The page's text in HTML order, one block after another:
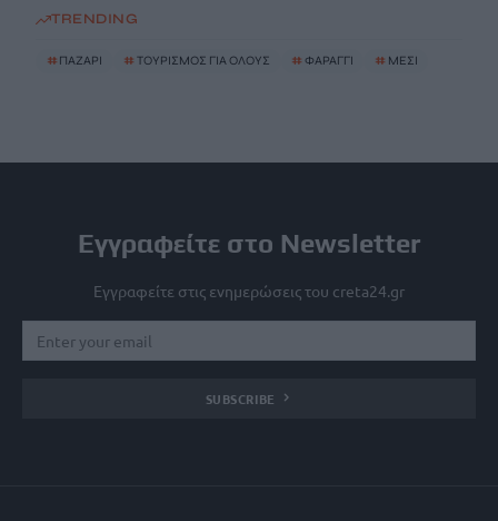
TRENDING
# ΠΑΖΑΡΙ # ΤΟΥΡΙΣΜΟΣ ΓΙΑ ΟΛΟΥΣ # ΦΑΡΑΓΓΙ # ΜΕΣΙ
Εγγραφείτε στο Newsletter
Εγγραφείτε στις ενημερώσεις του creta24.gr
SUBSCRIBE